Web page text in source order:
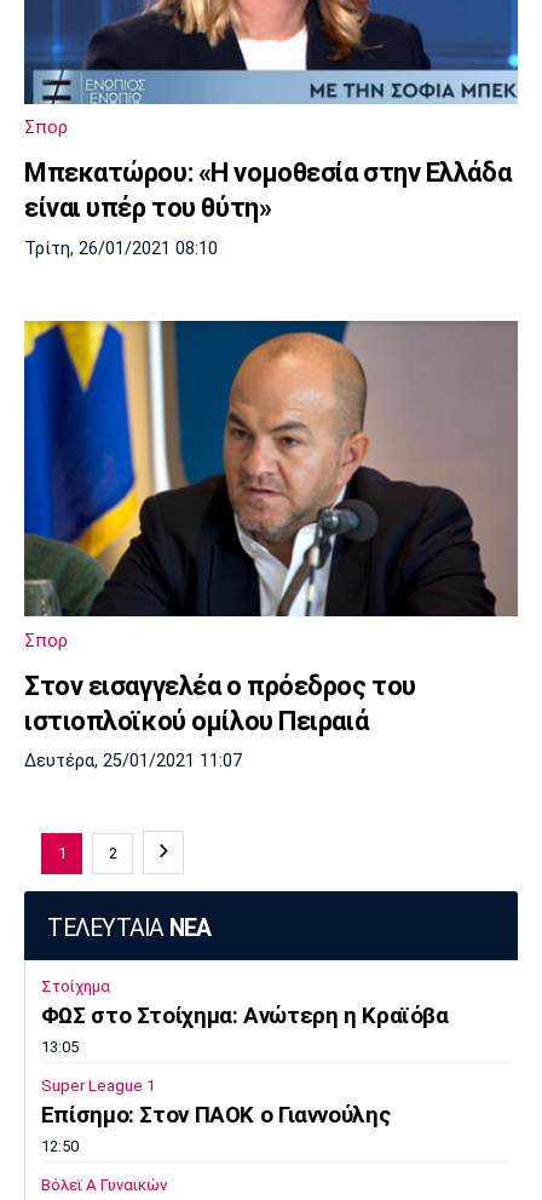
Σπορ
Μπεκατώρου: «Η νομοθεσία στην Ελλάδα
είναι υπέρ του θύτη»
Τρίτη, 26/01/2021 08:10
Σπορ
Στον εισαγγελέα ο πρόεδρος του
ιστιοπλοϊκού ομίλου Πειραιά
Δευτέρα, 25/01/2021 11:07
1 2
ΤΕΛΕΥΤΑΙΑ ΝΕΑ
Στοίχημα
ΦΩΣ στο Στοίχημα: Ανώτερη η Κραϊόβα
13:05
Super League 1
Επίσημο: Στον ΠΑΟΚ ο Γιαννούλης
12:50
Βόλεϊ Α Γυναικών